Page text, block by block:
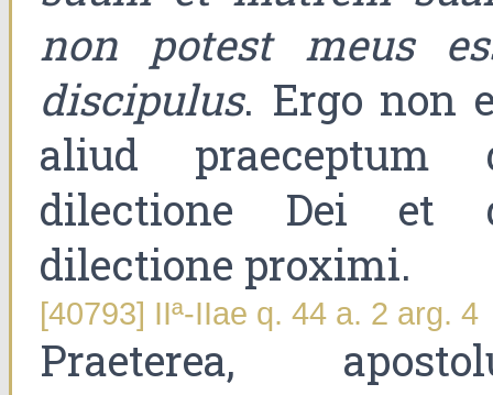
non potest meus
discipulus. Ergo non
aliud praeceptum
dilectione Dei et
dilectione proximi.
[40793] IIª-IIae q. 44 a. 2 arg. 4
Praeterea,